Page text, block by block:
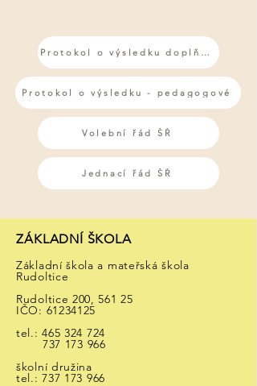
Protokol o výsledku doplňkových voleb - rodiče
Protokol o výsledku - pedagogové
Volební řád ŠŘ
Jednací řád ŠŘ
ZÁKLADNÍ ŠKOLA
Základní škola a mateřská škola
Rudoltice
Rudoltice 200, 561 25
IČO: 61234125
tel.:465 324 724
737 173 966
školní družina
tel.:737 173 966